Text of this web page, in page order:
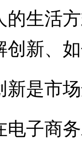
的生活
创新、
新是市
商务